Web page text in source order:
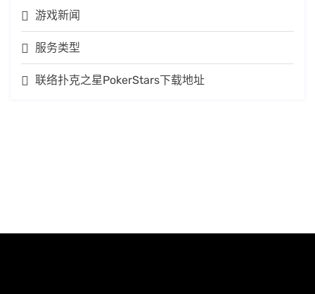
游戏新闻
服务类型
联络扑克之星PokerStars下载地址